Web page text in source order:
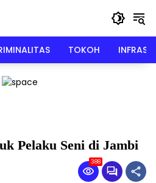
TOKOH
Pelaku Seni di Jambi
388